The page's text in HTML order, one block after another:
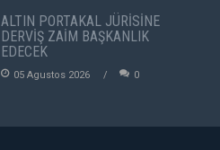
ALTIN PORTAKAL JÜRİSİNE
DERVİŞ ZAİM BAŞKANLIK
EDECEK
05 Agustos 2026 0